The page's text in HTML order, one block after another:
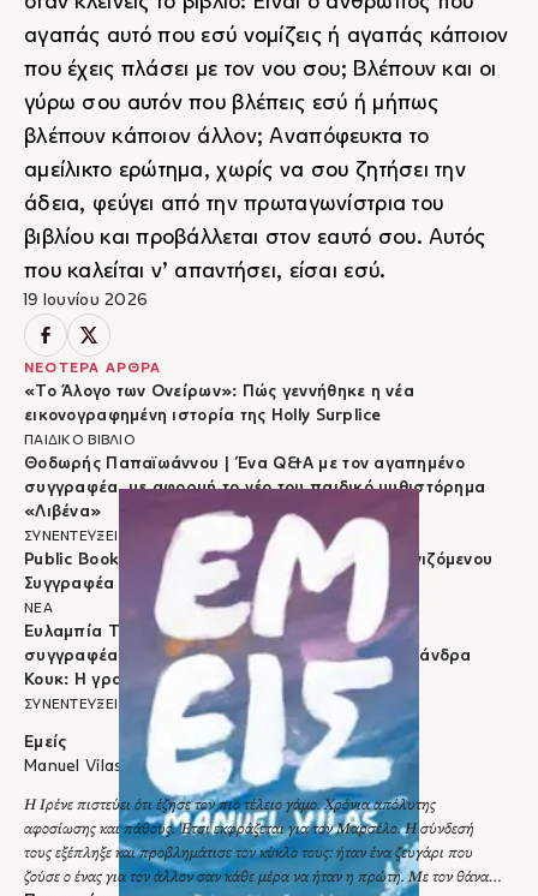
19 Ιουνίου 2026
ΝΕΟΤΕΡΑ ΑΡΘΡΑ
«Το Άλογο των Ονείρων»: Πώς γεννήθηκε η νέα
εικονογραφημένη ιστορία της Holly Surplice
ΠΑΙΔΙΚΟ ΒΙΒΛΙΟ
Θοδωρής Παπαϊωάννου | Ένα Q&A με τον αγαπημένο
συγγραφέα, με αφορμή το νέο του παιδικό μυθιστόρημα
«Λιβένα»
ΣΥΝΕΝΤΕΥΞΕΙΣ
Public Book Awards 2026: Βραβείο Πρωτοεμφανιζόμενου
Συγγραφέα στον Γιώργο Σύρμα για το «REC»
ΝΕΑ
Ευλαμπία Τσιρέλη | Ένα Q&A με την αγαπημένη
συγγραφέα, με αφορμή το νέο της βιβλίο «Κασσάνδρα
Κουκ: Η γραφή του δράκου»
ΣΥΝΕΝΤΕΥΞΕΙΣ
αγαπάς αυτό που εσύ νομίζεις ή αγαπάς κάποιον
που έχεις πλάσει με τον νου σου; Βλέπουν και οι
γύρω σου αυτόν που βλέπεις εσύ ή μήπως
βλέπουν κάποιον άλλον; Αναπόφευκτα το
αμείλικτο ερώτημα, χωρίς να σου ζητήσει την
άδεια, φεύγει από την πρωταγωνίστρια του
βιβλίου και προβάλλεται στον εαυτό σου. Αυτός
που καλείται ν’ απαντήσει, είσαι εσύ.
Εμείς
Manuel Vilas
Η Ιρένε πιστεύει ότι έζησε τον πιο τέλειο γάμο. Χρόνια απόλυτης
αφοσίωσης και πάθους. Έτσι εκφράζεται για τον Μαρσέλο. Η σύνδεσή
τους εξέπληξε και προβλημάτισε τον κύκλο τους: ήταν ένα ζευγάρι που
ζούσε ο ένας για τον άλλον σαν κάθε μέρα να ήταν η πρώτη. Με τον θάνατό